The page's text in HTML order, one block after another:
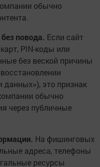
обычно
повода. Если сайт
PIN-коды или
без веской причины
данных»), это признак
обычно
через публичные
На фишинговых
адреса, телефоны
ресурсы